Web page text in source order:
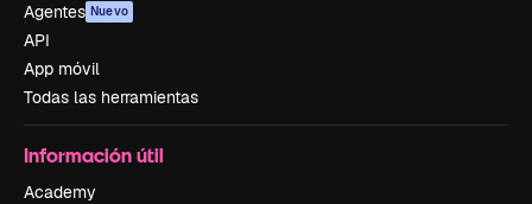
Agentes Nuevo
API
App móvil
Todas las herramientas
Información útil
Academy